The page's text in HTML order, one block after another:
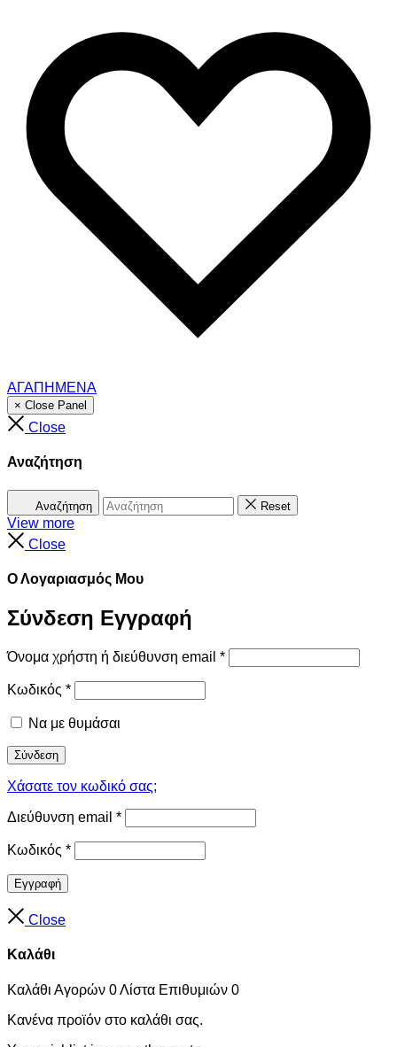
ΑΓΑΠΗΜΕΝΑ
× Close Panel
Close
Αναζήτηση
Αναζήτηση Reset
View more
Close
Ο Λογαριασμός Μου
Σύνδεση Εγγραφή
Όνομα χρήστη ή διεύθυνση email *
Κωδικός *
Να με θυμάσαι
Σύνδεση
Χάσατε τον κωδικό σας;
Διεύθυνση email *
Κωδικός *
Εγγραφή
Close
Καλάθι
Καλάθι Αγορών 0Λίστα Επιθυμιών 0
Κανένα προϊόν στο καλάθι σας.